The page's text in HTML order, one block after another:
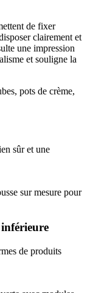
de fixer
clairement et
une impression
et souligne la
sûr et une
de produits